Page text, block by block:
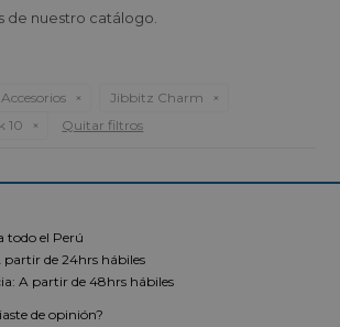
de nuestro catálogo.
Accesorios
Jibbitz Charm
10
Quitar filtros
todo el Perú
partir de 24hrs hábiles
A partir de 48hrs hábiles
de opinión?